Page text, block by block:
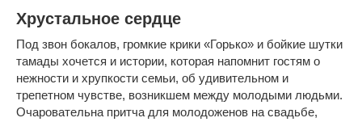
Хрустальное сердце
Под звон бокалов, громкие крики «Горько» и бойкие шутки
тамады хочется и истории, которая напомнит гостям о
нежности и хрупкости семьи, об удивительном и
трепетном чувстве, возникшем между молодыми людьми.
Очаровательна притча для молодоженов на свадьбе,